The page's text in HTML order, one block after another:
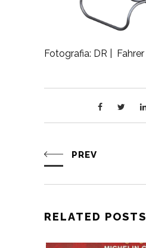
Fotografia: DR | Fahrer
PREV
RELATED POSTS